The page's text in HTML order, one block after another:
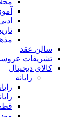
سالن عقد
تشریفات
کالای دیجیتال
رایانه